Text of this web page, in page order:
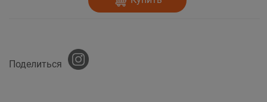
Поделиться